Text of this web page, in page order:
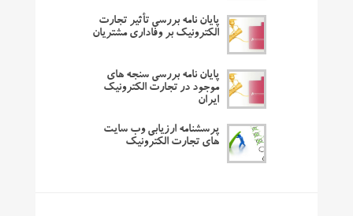
پایان نامه بررسی تأثیر تجارت
الکترونیک بر وفاداری مشتریان
پایان نامه بررسی سنجه های
موجود در تجارت الکترونیک
ایران
پرسشنامه ارزیابی وب سایت
های تجارت الکترونیک